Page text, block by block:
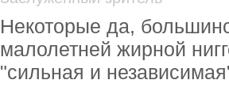
Некоторые да,
малолетней жирной
"сильная и